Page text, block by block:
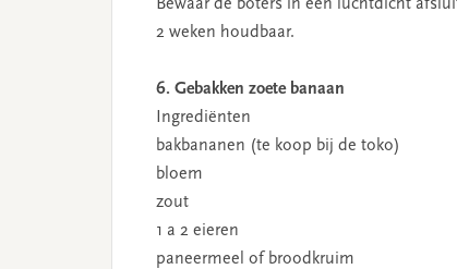
Bewaar de boters in een luchtdicht
2 weken houdbaar.
6. Gebakken zoete banaan
Ingrediënten
bakbananen (te koop bij de toko)
bloem
zout
1 a 2 eieren
paneermeel of broodkruim